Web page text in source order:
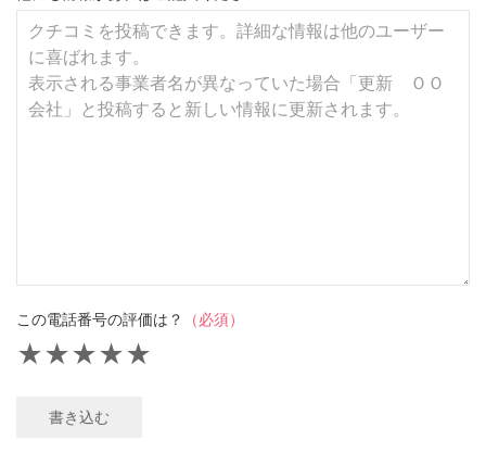
この電話番号の評価は？ （必須）
★
★
★
★
★
書き込む